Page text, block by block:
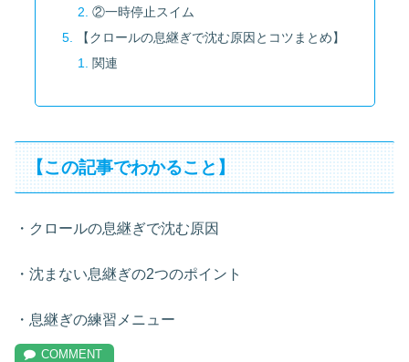
②一時停止スイム
【クロールの息継ぎで沈む原因とコツまとめ】
関連
【この記事でわかること】
・クロールの息継ぎで沈む原因
・沈まない息継ぎの2つのポイント
・息継ぎの練習メニュー